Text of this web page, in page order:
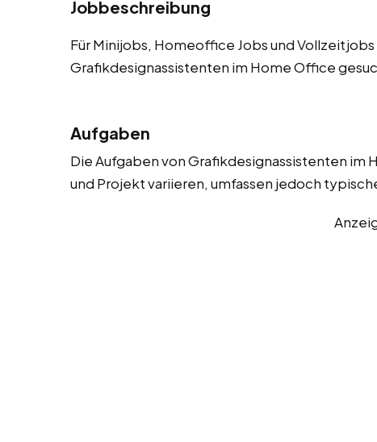
Jobbeschreibung
Für Minijobs, Homeoffice Jobs und
Grafikdesignassistenten im Home Office
Aufgaben
Die Aufgaben von Grafikdesignassistenten
und Projekt variieren, umfassen jedoch